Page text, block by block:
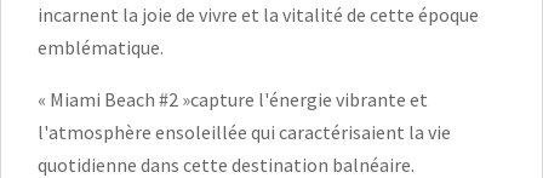
incarnent la joie de vivre et la vitalité de cette époque
emblématique.
« Miami Beach #2 »capture l'énergie vibrante et
l'atmosphère ensoleillée qui caractérisaient la vie
quotidienne dans cette destination balnéaire.